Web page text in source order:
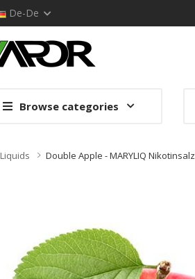
De-De
Browse categories
Liquids Double Apple - MARYLIQ Nikotinsalz